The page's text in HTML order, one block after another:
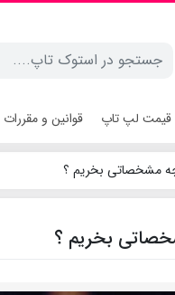
لپ تاپ قوانین و مقررات
مشخصاتی بخریم ؟
بخریم ؟